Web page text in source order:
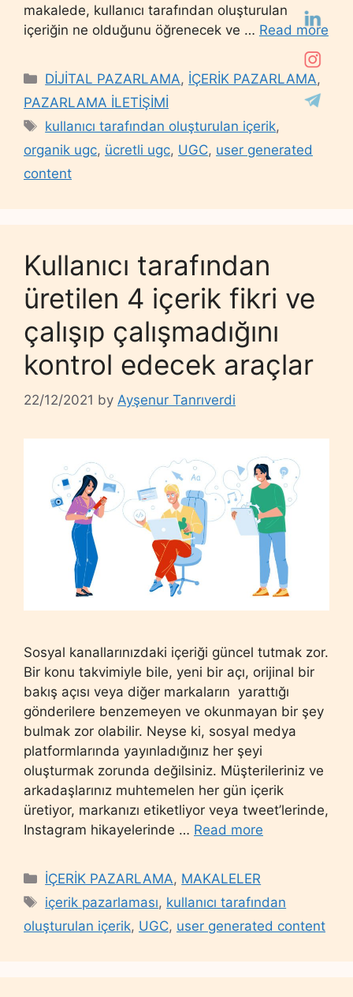
makalede, kullanıcı tarafından oluşturulan
içeriğin ne olduğunu öğrenecek ve … Read more
Categories
DİJİTAL PAZARLAMA, İÇERİK PAZARLAMA,
PAZARLAMA İLETİŞİMİ
Tags
kullanıcı tarafından oluşturulan içerik,
organik ugc, ücretli ugc, UGC, user generated
content
Kullanıcı tarafından
üretilen 4 içerik fikri ve
çalışıp çalışmadığını
kontrol edecek araçlar
22/12/2021 by Ayşenur Tanrıverdi
Sosyal kanallarınızdaki içeriği güncel tutmak zor.
Bir konu takvimiyle bile, yeni bir açı, orijinal bir
bakış açısı veya diğer markaların yarattığı
gönderilere benzemeyen ve okunmayan bir şey
bulmak zor olabilir. Neyse ki, sosyal medya
platformlarında yayınladığınız her şeyi
oluşturmak zorunda değilsiniz. Müşterileriniz ve
arkadaşlarınız muhtemelen her gün içerik
üretiyor, markanızı etiketliyor veya tweet’lerinde,
Instagram hikayelerinde … Read more
Categories
İÇERİK PAZARLAMA, MAKALELER
Tags
içerik pazarlaması, kullanıcı tarafından
oluşturulan içerik, UGC, user generated content